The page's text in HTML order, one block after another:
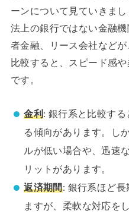
ーンについて見ていきま
法上の銀行ではない金融
者金融、リース会社など
比較すると、スピード感
です。
金利: 銀行系と比較す
る傾向があります。し
ルが低い場合や、迅速
リットがあります。
返済期間: 銀行系ほど長
ますが、柔軟な対応を